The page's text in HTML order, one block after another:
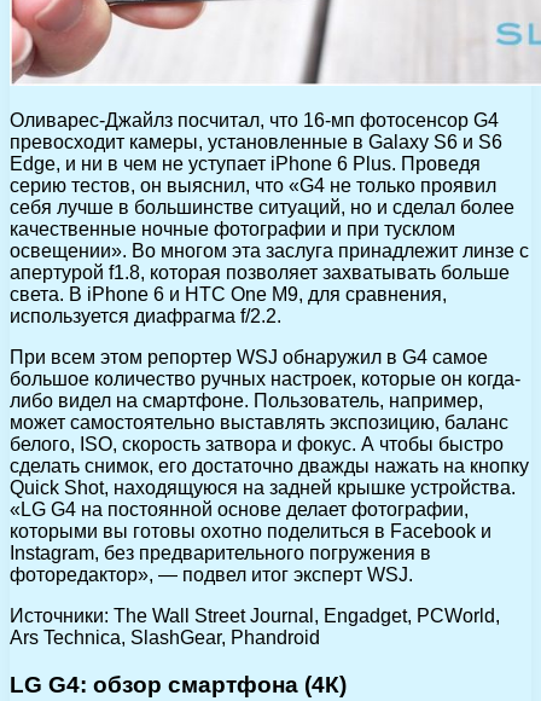
Оливарес-Джайлз посчитал, что 16-мп фотосенсор G4
превосходит камеры, установленные в Galaxy S6 и S6
Edge, и ни в чем не уступает iPhone 6 Plus. Проведя
серию тестов, он выяснил, что «G4 не только проявил
себя лучше в большинстве ситуаций, но и сделал более
качественные ночные фотографии и при тусклом
освещении». Во многом эта заслуга принадлежит линзе с
апертурой f1.8, которая позволяет захватывать больше
света. В iPhone 6 и HTC One M9, для сравнения,
используется диафрагма f/2.2.
При всем этом репортер WSJ обнаружил в G4 самое
большое количество ручных настроек, которые он когда-
либо видел на смартфоне. Пользователь, например,
может самостоятельно выставлять экспозицию, баланс
белого, ISO, скорость затвора и фокус. А чтобы быстро
сделать снимок, его достаточно дважды нажать на кнопку
Quick Shot, находящуюся на задней крышке устройства.
«LG G4 на постоянной основе делает фотографии,
которыми вы готовы охотно поделиться в Facebook и
Instagram, без предварительного погружения в
фоторедактор», — подвел итог эксперт WSJ.
Источники: The Wall Street Journal, Engadget, PCWorld,
Ars Technica, SlashGear, Phandroid
LG G4: обзор смартфона (4К)